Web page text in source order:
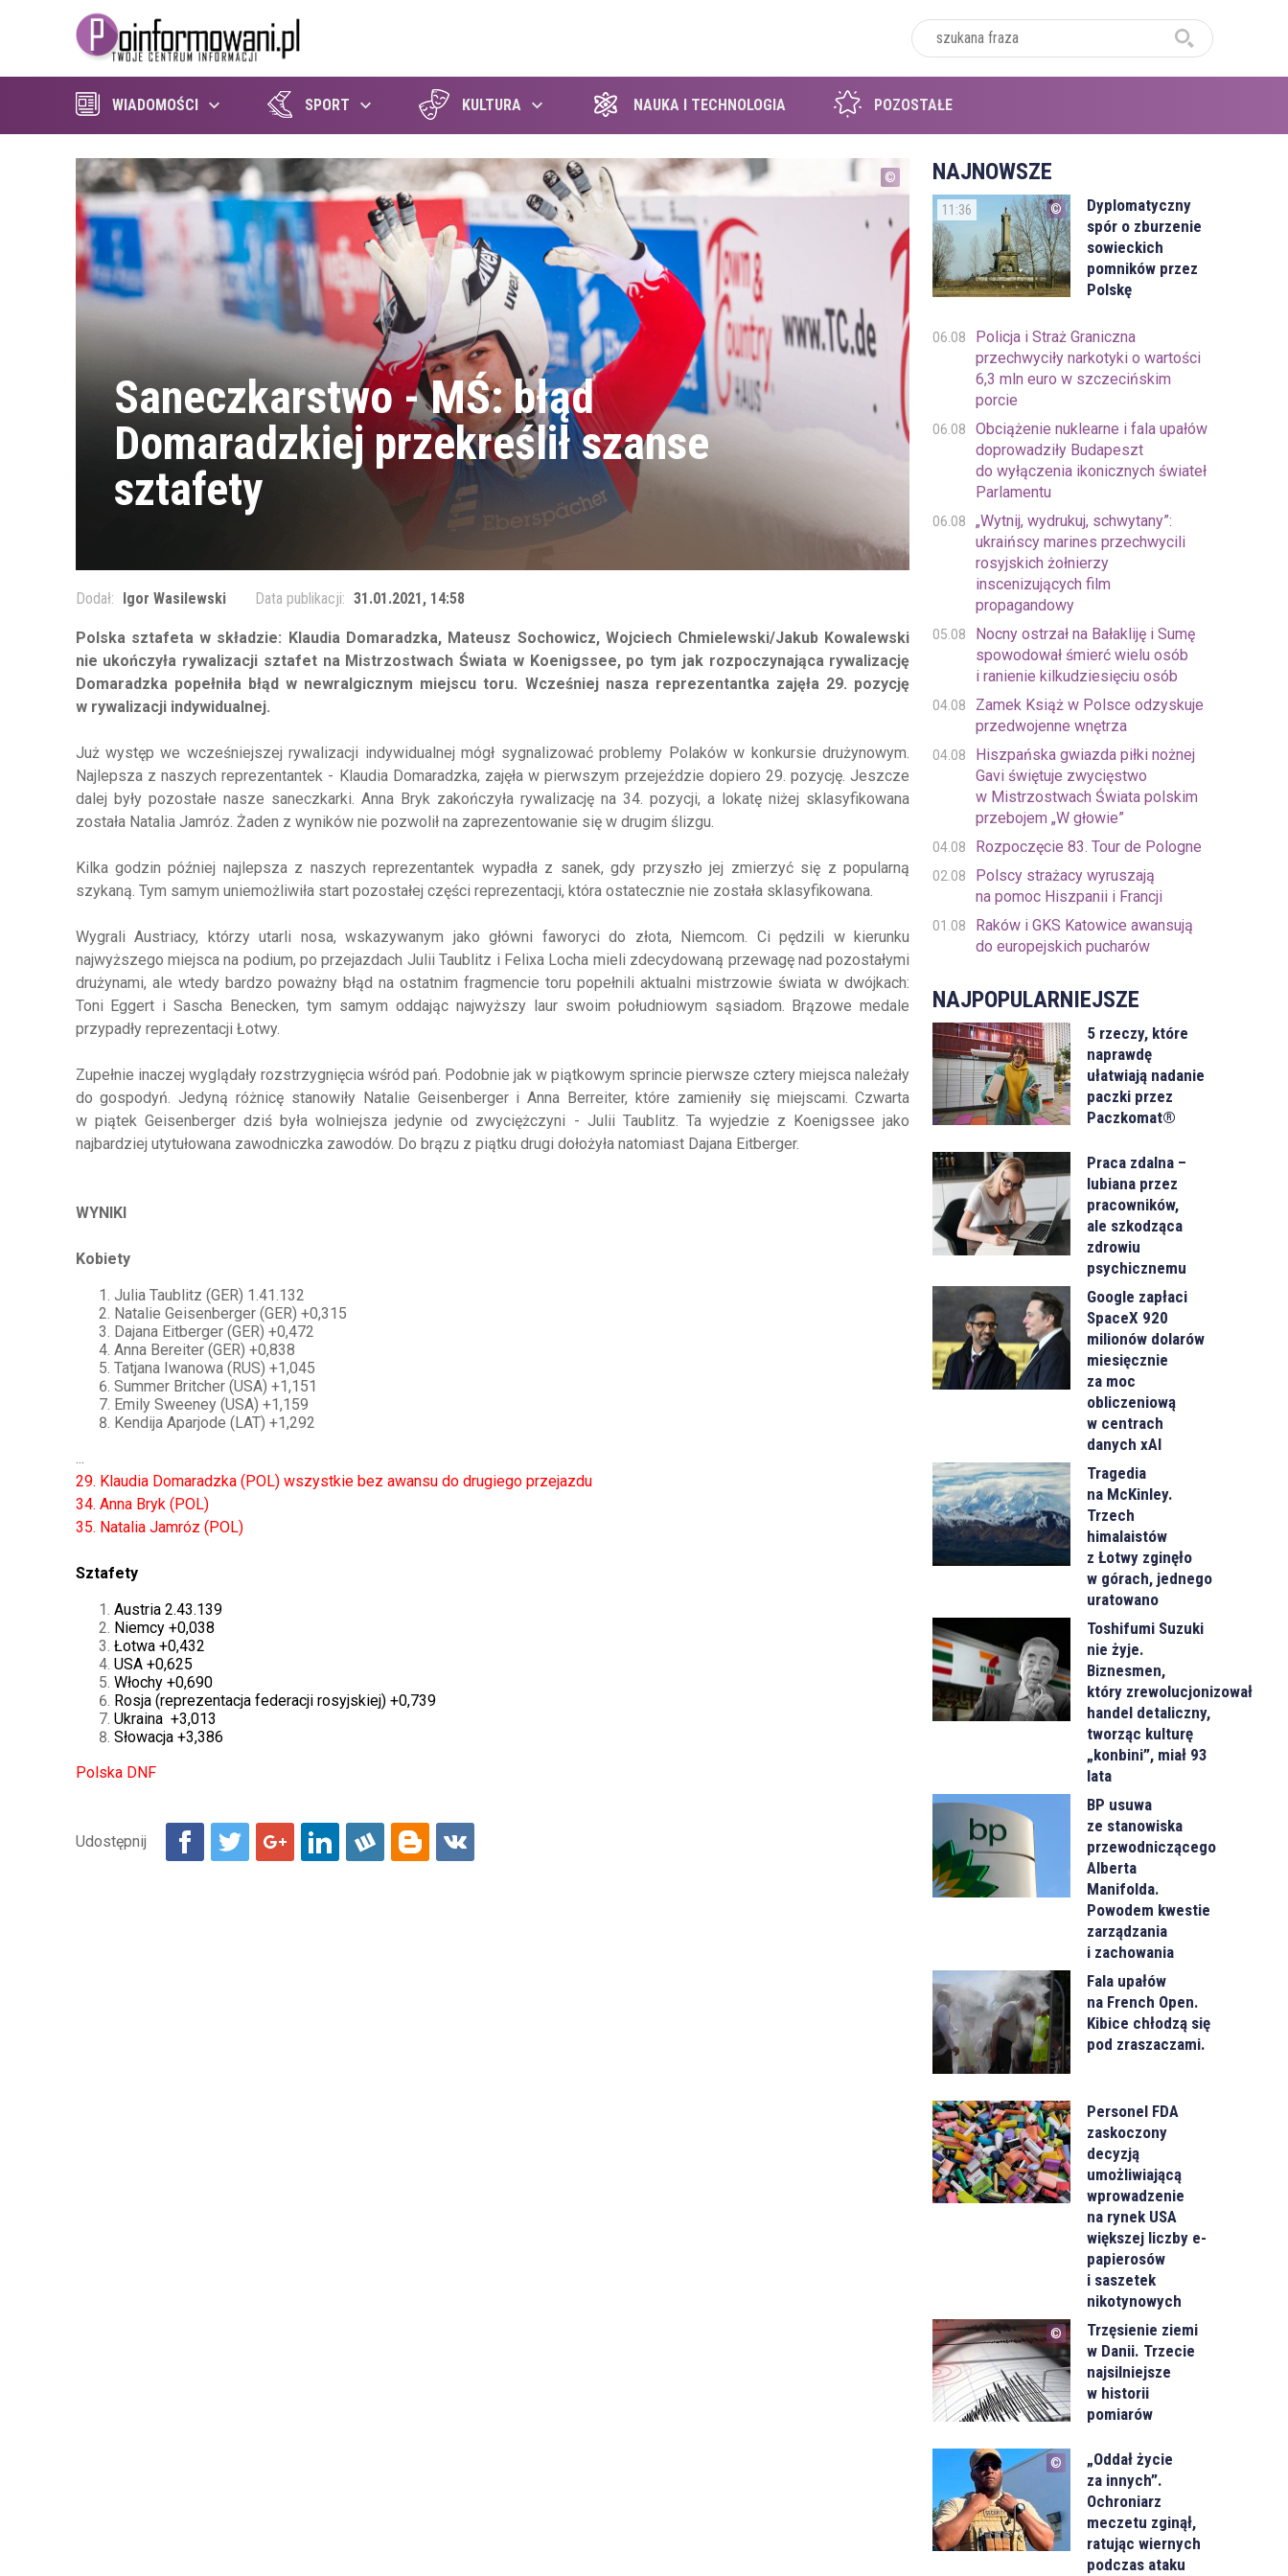
WIADOMOŚCI SPORT KULTURA NAUKA I TECHNOLOGIA POZOSTAŁE
Saneczkarstwo - MŚ: błąd
Domaradzkiej przekreślił szanse
sztafety
Dodał: Igor Wasilewski Data publikacji: 31.01.2021, 14:58
Polska sztafeta w składzie: Klaudia Domaradzka, Mateusz Sochowicz, Wojciech Chmielewski/Jakub Kowalewski
nie ukończyła rywalizacji sztafet na Mistrzostwach Świata w Koenigssee, po tym jak rozpoczynająca rywalizację
Domaradzka popełniła błąd w newralgicznym miejscu toru. Wcześniej nasza reprezentantka zajęła 29. pozycję
w rywalizacji indywidualnej.
Już występ we wcześniejszej rywalizacji indywidualnej mógł sygnalizować problemy Polaków w konkursie drużynowym.
Najlepsza z naszych reprezentantek - Klaudia Domaradzka, zajęła w pierwszym przejeździe dopiero 29. pozycję. Jeszcze
dalej były pozostałe nasze saneczkarki. Anna Bryk zakończyła rywalizację na 34. pozycji, a lokatę niżej sklasyfikowana
została Natalia Jamróz. Żaden z wyników nie pozwolił na zaprezentowanie się w drugim ślizgu.
Kilka godzin później najlepsza z naszych reprezentantek wypadła z sanek, gdy przyszło jej zmierzyć się z popularną
szykaną. Tym samym uniemożliwiła start pozostałej części reprezentacji, która ostatecznie nie została sklasyfikowana.
Wygrali Austriacy, którzy utarli nosa, wskazywanym jako główni faworyci do złota, Niemcom. Ci pędzili w kierunku
najwyższego miejsca na podium, po przejazdach Julii Taublitz i Felixa Locha mieli zdecydowaną przewagę nad pozostałymi
drużynami, ale wtedy bardzo poważny błąd na ostatnim fragmencie toru popełnili aktualni mistrzowie świata w dwójkach:
Toni Eggert i Sascha Benecken, tym samym oddając najwyższy laur swoim południowym sąsiadom. Brązowe medale
przypadły reprezentacji Łotwy.
Zupełnie inaczej wyglądały rozstrzygnięcia wśród pań. Podobnie jak w piątkowym sprincie pierwsze cztery miejsca należały
do gospodyń. Jedyną różnicę stanowiły Natalie Geisenberger i Anna Berreiter, które zamieniły się miejscami. Czwarta
w piątek Geisenberger dziś była wolniejsza jedynie od zwyciężczyni - Julii Taublitz. Ta wyjedzie z Koenigssee jako
najbardziej utytułowana zawodniczka zawodów. Do brązu z piątku drugi dołożyła natomiast Dajana Eitberger.
WYNIKI
Kobiety
Julia Taublitz (GER) 1.41.132
Natalie Geisenberger (GER) +0,315
Dajana Eitberger (GER) +0,472
Anna Bereiter (GER) +0,838
Tatjana Iwanowa (RUS) +1,045
Summer Britcher (USA) +1,151
Emily Sweeney (USA) +1,159
Kendija Aparjode (LAT) +1,292
...
29. Klaudia Domaradzka (POL) wszystkie bez awansu do drugiego przejazdu
34. Anna Bryk (POL)
35. Natalia Jamróz (POL)
Sztafety
Austria 2.43.139
Niemcy +0,038
Łotwa +0,432
USA +0,625
Włochy +0,690
Rosja (reprezentacja federacji rosyjskiej) +0,739
Ukraina +3,013
Słowacja +3,386
Polska DNF
NAJNOWSZE
11:36
Dyplomatyczny
spór o zburzenie
sowieckich
pomników przez
Polskę
06.08
Policja i Straż Graniczna
przechwyciły narkotyki o wartości
6,3 mln euro w szczecińskim
porcie
06.08
Obciążenie nuklearne i fala upałów
doprowadziły Budapeszt
do wyłączenia ikonicznych świateł
Parlamentu
06.08
„Wytnij, wydrukuj, schwytany”:
ukraińscy marines przechwycili
rosyjskich żołnierzy
inscenizujących film
propagandowy
05.08
Nocny ostrzał na Bałakliję i Sumę
spowodował śmierć wielu osób
i ranienie kilkudziesięciu osób
04.08
Zamek Książ w Polsce odzyskuje
przedwojenne wnętrza
04.08
Hiszpańska gwiazda piłki nożnej
Gavi świętuje zwycięstwo
w Mistrzostwach Świata polskim
przebojem „W głowie”
04.08 Rozpoczęcie 83. Tour de Pologne
02.08
Polscy strażacy wyruszają
na pomoc Hiszpanii i Francji
01.08
Raków i GKS Katowice awansują
do europejskich pucharów
NAJPOPULARNIEJSZE
5 rzeczy, które
naprawdę
ułatwiają nadanie
paczki przez
Paczkomat®
Praca zdalna –
lubiana przez
pracowników,
ale szkodząca
zdrowiu
psychicznemu
Google zapłaci
SpaceX 920
milionów dolarów
miesięcznie
za moc
obliczeniową
w centrach
danych xAI
Tragedia
na McKinley.
Trzech
himalaistów
z Łotwy zginęło
w górach, jednego
uratowano
Toshifumi Suzuki
nie żyje.
Biznesmen,
który zrewolucjonizował
handel detaliczny,
tworząc kulturę
„konbini”, miał 93
lata
BP usuwa
ze stanowiska
przewodniczącego
Alberta
Manifolda.
Powodem kwestie
zarządzania
i zachowania
Fala upałów
na French Open.
Kibice chłodzą się
pod zraszaczami.
Personel FDA
zaskoczony
decyzją
umożliwiającą
wprowadzenie
na rynek USA
większej liczby e-
papierosów
i saszetek
nikotynowych
Trzęsienie ziemi
w Danii. Trzecie
najsilniejsze
w historii
pomiarów
„Oddał życie
za innych”.
Ochroniarz
meczetu zginął,
ratując wiernych
podczas ataku